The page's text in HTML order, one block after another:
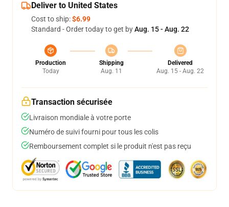
Deliver to United States
Cost to ship:$6.99
Standard - Order today to get byAug. 15 - Aug. 22
Production
Today
Shipping
Aug. 11
Delivered
Aug. 15 - Aug. 22
Transaction sécurisée
Livraison mondiale à votre porte
Numéro de suivi fourni pour tous les colis
Remboursement complet si le produit n'est pas reçu